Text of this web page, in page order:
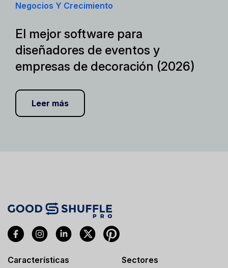
Negocios Y Crecimiento
El mejor software para
diseñadores de eventos y
empresas de decoración (2026)
Leer más
Características Sectores